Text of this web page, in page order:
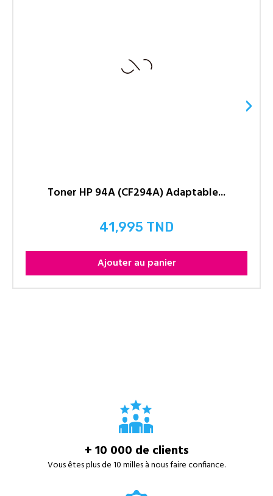
Toner HP 94A (CF294A) Adaptable...
Prix
41,995 TND
Ajouter au panier
›
+ 10 000 de clients
Vous êtes plus de 10 milles à nous faire confiance.